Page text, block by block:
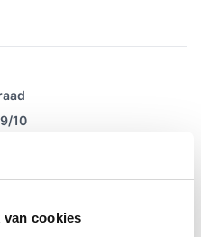
van cookies
10